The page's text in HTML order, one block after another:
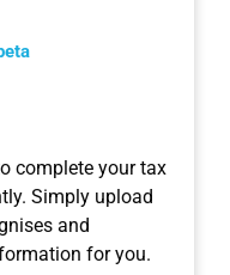
beta
complete your tax
Simply upload
and
for you.